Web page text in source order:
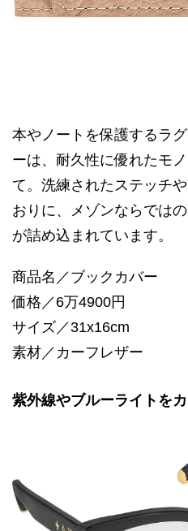
本やノートを保護するラ
ーは、耐久性に優れたモ
て。洗練されたステッチ
おりに、メゾンならでは
が詰め込まれています。
商品名／ブックカバー
価格／6万4900円
サイズ／31x16cm
素材／カーフレザー
紫外線やブルーライトを